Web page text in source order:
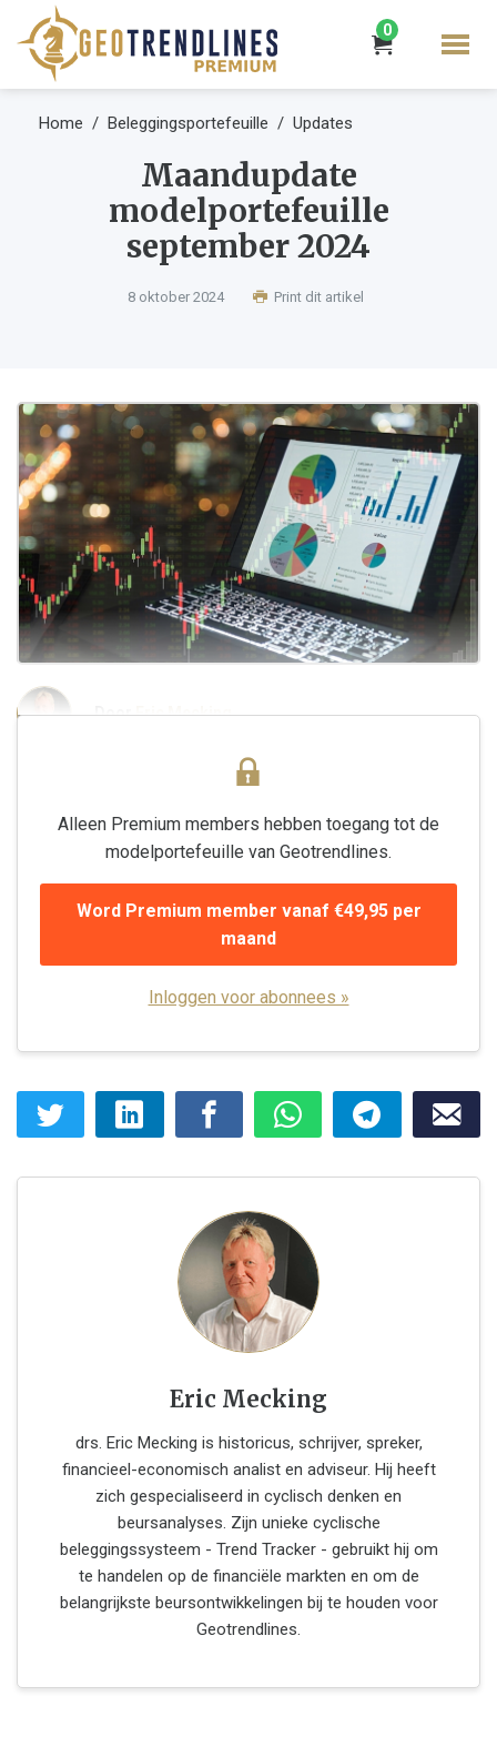
0
Home Beleggingsportefeuille Updates
Maandupdate
modelportefeuille
september 2024
8 oktober 2024 Print dit artikel
DoorEric Mecking
Alleen Premium members hebben toegang tot de
modelportefeuille van Geotrendlines.
Word Premium member vanaf €49,95 per
maand
Inloggen voor abonnees »
Eric Mecking
drs. Eric Mecking is historicus, schrijver, spreker,
financieel-economisch analist en adviseur. Hij heeft
zich gespecialiseerd in cyclisch denken en
beursanalyses. Zijn unieke cyclische
beleggingssysteem - Trend Tracker - gebruikt hij om
te handelen op de financiële markten en om de
belangrijkste beursontwikkelingen bij te houden voor
Geotrendlines.